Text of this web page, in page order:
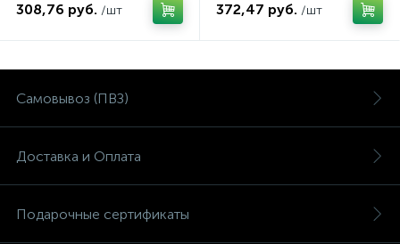
308,76 руб. /шт 372,47 руб. /шт
Самовывоз (ПВЗ)
Доставка и Оплата
Подарочные сертификаты